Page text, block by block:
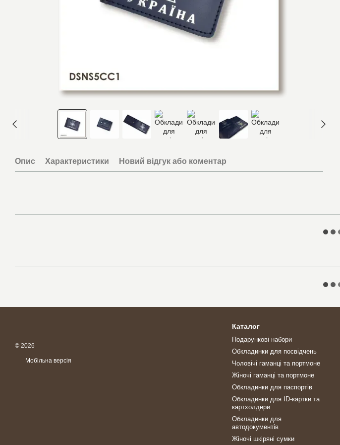
Опис Характеристики Новий відгук або коментар
© 2026
Мобільна версія
Каталог
Подарункові набори
Обкладинки для посвідчень
Чоловічі гаманці та портмоне
Жіночі гаманці та портмоне
Обкладинки для паспортів
Обкладинки для ID-картки та
картхолдери
Обкладинки для
автодокументів
Жіночі шкіряні сумки